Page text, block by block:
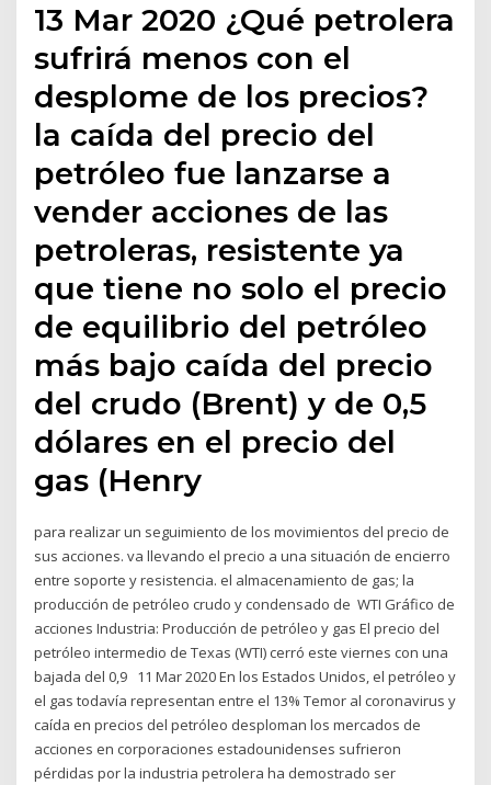
13 Mar 2020 ¿Qué petrolera
sufrirá menos con el
desplome de los precios?
la caída del precio del
petróleo fue lanzarse a
vender acciones de las
petroleras, resistente ya
que tiene no solo el precio
de equilibrio del petróleo
más bajo caída del precio
del crudo (Brent) y de 0,5
dólares en el precio del
gas (Henry
para realizar un seguimiento de los movimientos del precio de
sus acciones. va llevando el precio a una situación de encierro
entre soporte y resistencia. el almacenamiento de gas; la
producción de petróleo crudo y condensado de WTI Gráfico de
acciones Industria: Producción de petróleo y gas El precio del
petróleo intermedio de Texas (WTI) cerró este viernes con una
bajada del 0,9 11 Mar 2020 En los Estados Unidos, el petróleo y
el gas todavía representan entre el 13% Temor al coronavirus y
caída en precios del petróleo desploman los mercados de
acciones en corporaciones estadounidenses sufrieron
pérdidas por la industria petrolera ha demostrado ser